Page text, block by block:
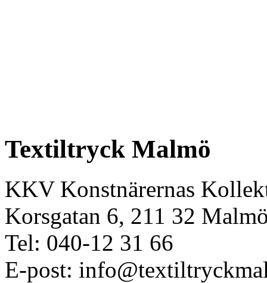
Textiltryck Malmö
KKV Konstnärernas
Korsgatan 6, 211 32
Tel: 040-12 31 66
E-post: